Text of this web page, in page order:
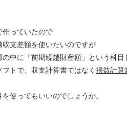
作っていたので
収支差額を使いたいのですが
中に「前期繰越財産額」という科目
フトで、収支計算書ではなく 損益計算
使ってもいいのでしょうか。
企業法務
経営の知恵
総務の給